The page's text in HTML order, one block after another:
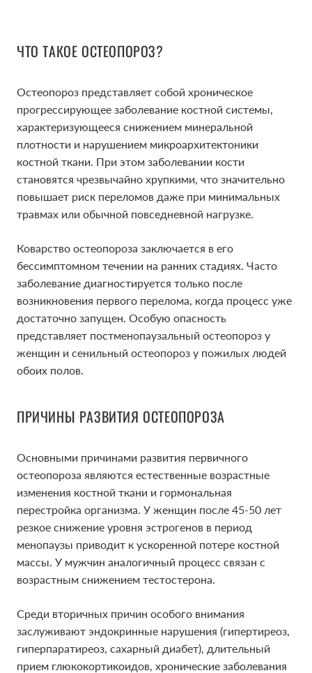
ЧТО ТАКОЕ ОСТЕОПОРОЗ?
Остеопороз представляет собой хроническое
прогрессирующее заболевание костной системы,
характеризующееся снижением минеральной
плотности и нарушением микроархитектоники
костной ткани. При этом заболевании кости
становятся чрезвычайно хрупкими, что значительно
повышает риск переломов даже при минимальных
травмах или обычной повседневной нагрузке.
Коварство остеопороза заключается в его
бессимптомном течении на ранних стадиях. Часто
заболевание диагностируется только после
возникновения первого перелома, когда процесс уже
достаточно запущен. Особую опасность
представляет постменопаузальный остеопороз у
женщин и сенильный остеопороз у пожилых людей
обоих полов.
ПРИЧИНЫ РАЗВИТИЯ ОСТЕОПОРОЗА
Основными причинами развития первичного
остеопороза являются естественные возрастные
изменения костной ткани и гормональная
перестройка организма. У женщин после 45-50 лет
резкое снижение уровня эстрогенов в период
менопаузы приводит к ускоренной потере костной
массы. У мужчин аналогичный процесс связан с
возрастным снижением тестостерона.
Среди вторичных причин особого внимания
заслуживают эндокринные нарушения (гипертиреоз,
гиперпаратиреоз, сахарный диабет), длительный
прием глюкокортикоидов, хронические заболевания